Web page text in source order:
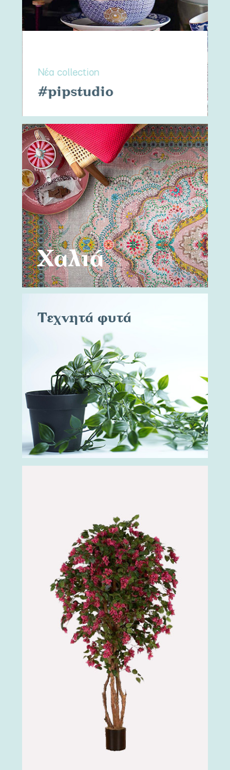
Νέα collection
#pipstudio
Χαλιά
Τεχνητά φυτά